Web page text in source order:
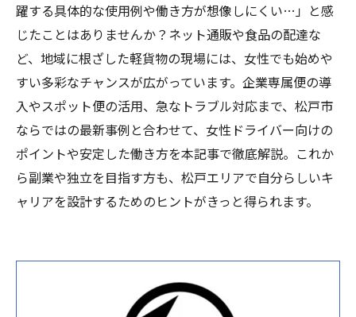
躍する具体的な使用例や働き方が想像しにくい…」と感
じたことはありませんか？ネット通販や食品の配達な
ど、地域に根ざした軽貨物の現場には、女性でも始めや
すい多彩なチャンスが広がっています。企業専属便の導
入やスポット便の活用、急なトラブル対応まで、松戸市
ならではの最新事例と合わせて、女性ドライバー向けの
ポイントや安定した働き方を本記事で徹底解説。これか
ら副業や独立を目指す方も、松戸エリアで自分らしいキ
ャリアを設計するためのヒントがきっと得られます。